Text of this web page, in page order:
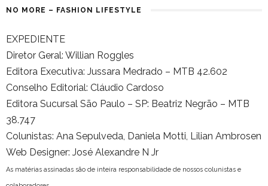
NO MORE – FASHION LIFESTYLE
EXPEDIENTE
Diretor Geral: Willian Roggles
Editora Executiva: Jussara Medrado – MTB 42.602
Conselho Editorial: Cláudio Cardoso
Editora Sucursal São Paulo – SP: Beatriz Negrão – MTB
38.747
Colunistas: Ana Sepulveda, Daniela Motti, Lilian Ambrosen
Web Designer: José Alexandre N Jr
As matérias assinadas são de inteira responsabilidade de nossos colunistas e